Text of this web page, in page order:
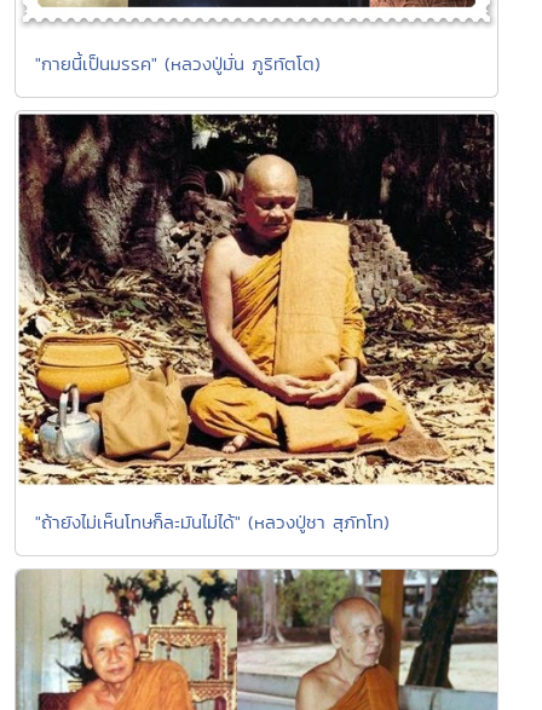
"กายนี้เป็นมรรค" (หลวงปู่มั่น ภูริทัตโต)
"ถ้ายังไม่เห็นโทษก็ละมันไม่ได้" (หลวงปู่ชา สุภัทโท)